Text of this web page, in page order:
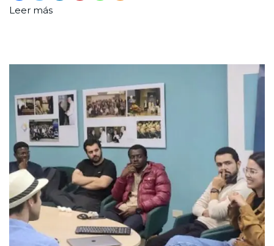
Leer más